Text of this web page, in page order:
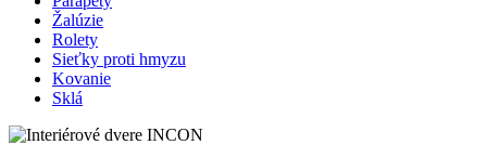
Žalúzie
Rolety
Sieťky proti hmyzu
Kovanie
Sklá